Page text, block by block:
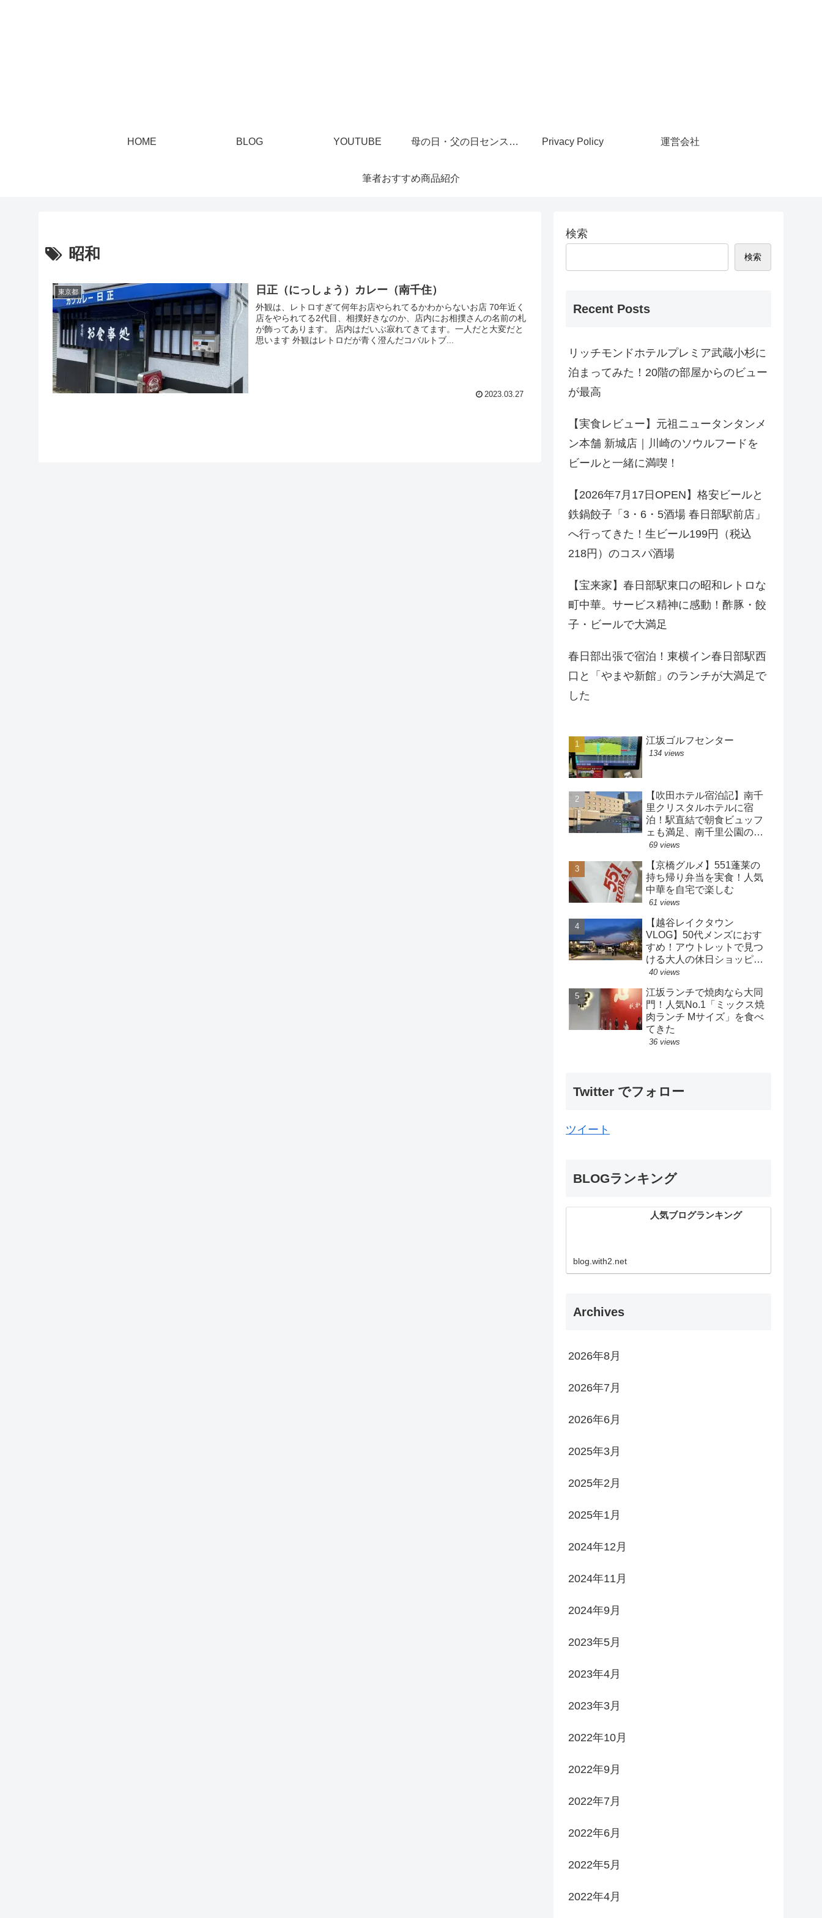
HOME BLOG YOUTUBE 母の日・父の日センスあるプレゼント Privacy Policy 運営会社
筆者おすすめ商品紹介
昭和
東京都 日正（にっしょう）カレー（南千住）
外観は、レトロすぎて何年お店やられてるかわからないお店 70年近く
店をやられてる2代目、相撲好きなのか、店内にお相撲さんの名前の札
が飾ってあります。 店内はだいぶ寂れてきてます。一人だと大変だと
思います 外観はレトロだが青く澄んだコバルトブ...
2023.03.27
検索
検索
Recent Posts
リッチモンドホテルプレミア武蔵小杉に
泊まってみた！20階の部屋からのビュー
が最高
【実食レビュー】元祖ニュータンタンメ
ン本舗 新城店｜川崎のソウルフードを
ビールと一緒に満喫！
【2026年7月17日OPEN】格安ビールと
鉄鍋餃子「3・6・5酒場 春日部駅前店」
へ行ってきた！生ビール199円（税込
218円）のコスパ酒場
【宝来家】春日部駅東口の昭和レトロな
町中華。サービス精神に感動！酢豚・餃
子・ビールで大満足
春日部出張で宿泊！東横イン春日部駅西
口と「やまや新館」のランチが大満足で
した
江坂ゴルフセンター
134 views
【吹田ホテル宿泊記】南千
里クリスタルホテルに宿
泊！駅直結で朝食ビュッフ
ェも満足、南千里公園の散
策も楽しめるホテル
69 views
【京橋グルメ】551蓬莱の
持ち帰り弁当を実食！人気
中華を自宅で楽しむ
61 views
【越谷レイクタウン
VLOG】50代メンズにおす
すめ！アウトレットで見つ
ける大人の休日ショッピン
グ
40 views
江坂ランチで焼肉なら大同
門！人気No.1「ミックス焼
肉ランチ Mサイズ」を食べ
てきた
36 views
Twitter でフォロー
ツイート
BLOGランキング
人気ブログランキング
blog.with2.net
Archives
2026年8月
2026年7月
2026年6月
2025年3月
2025年2月
2025年1月
2024年12月
2024年11月
2024年9月
2023年5月
2023年4月
2023年3月
2022年10月
2022年9月
2022年7月
2022年6月
2022年5月
2022年4月